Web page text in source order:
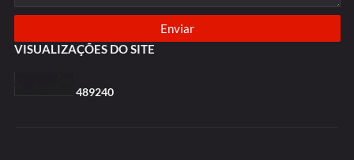
VISUALIZAÇÕES DO SITE
489240